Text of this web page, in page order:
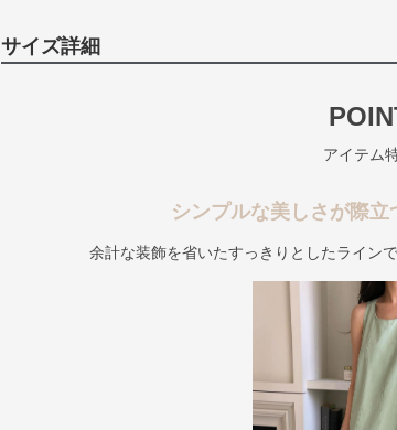
サイズ詳細
アイテム
シンプルな美しさが際
余計な装飾を省いたすっきりとしたライン